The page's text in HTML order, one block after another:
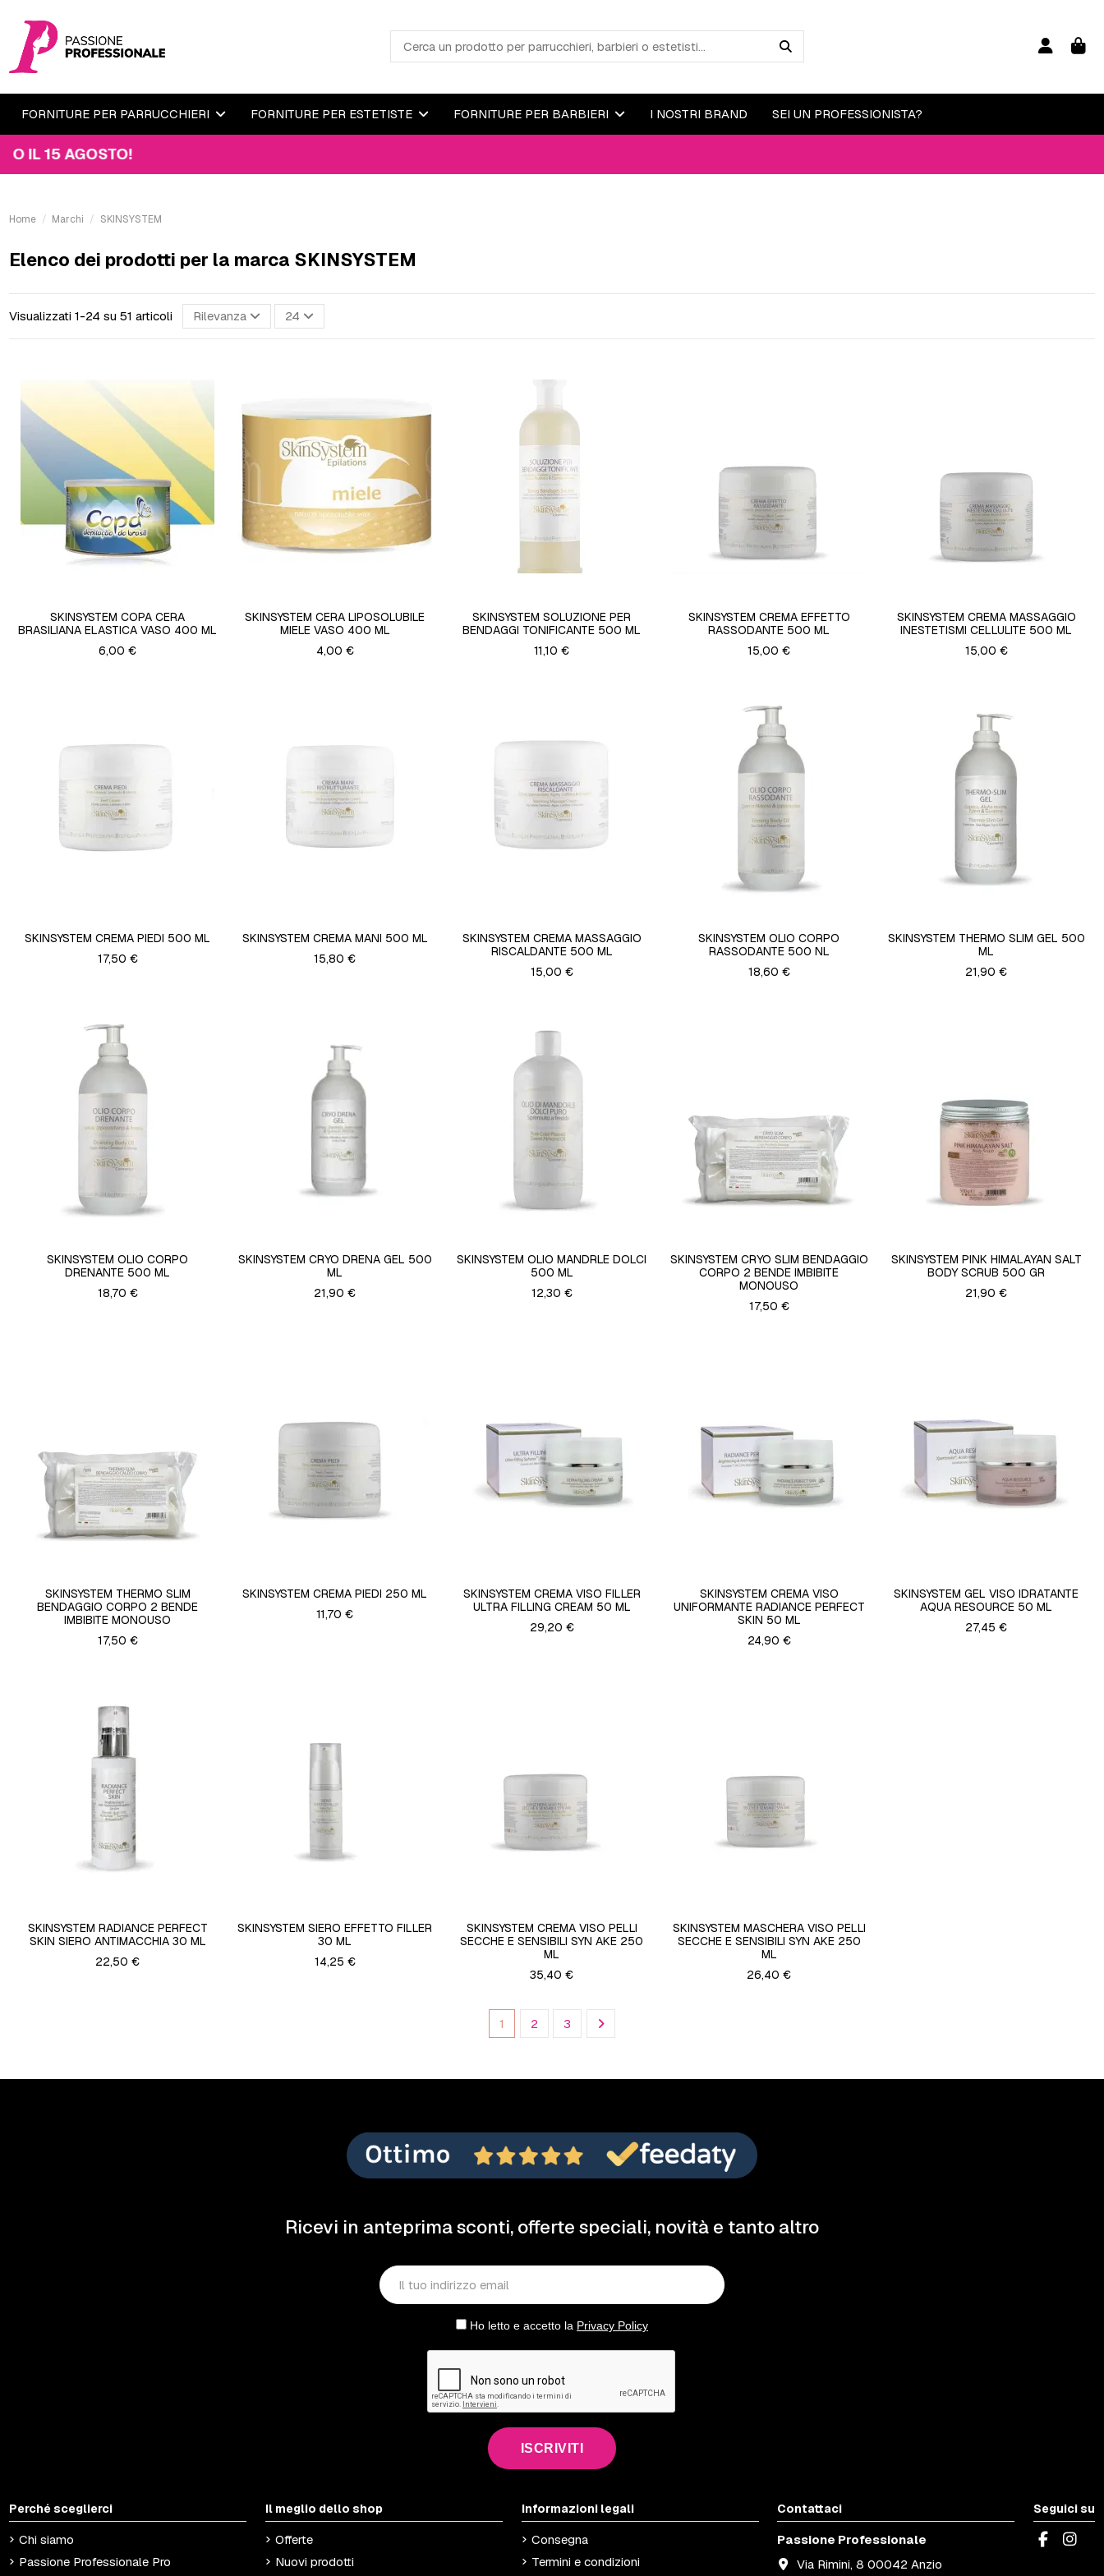
FORNITURE PER PARRUCCHIERI FORNITURE PER ESTETISTE FORNITURE PER BARBIERI I NOSTRI BRAND SEI UN PROFESSIONISTA?
Home Marchi SKINSYSTEM
Elenco dei prodotti per la marca SKINSYSTEM
Visualizzati 1-24 su 51 articoli Rilevanza 24
SKINSYSTEM COPA CERA
BRASILIANA ELASTICA VASO 400 ML
6,00 €
SKINSYSTEM CERA LIPOSOLUBILE
MIELE VASO 400 ML
4,00 €
SKINSYSTEM SOLUZIONE PER
BENDAGGI TONIFICANTE 500 ML
11,10 €
SKINSYSTEM CREMA EFFETTO
RASSODANTE 500 ML
15,00 €
SKINSYSTEM CREMA MASSAGGIO
INESTETISMI CELLULITE 500 ML
15,00 €
SKINSYSTEM CREMA PIEDI 500 ML
17,50 €
SKINSYSTEM CREMA MANI 500 ML
15,80 €
SKINSYSTEM CREMA MASSAGGIO
RISCALDANTE 500 ML
15,00 €
SKINSYSTEM OLIO CORPO
RASSODANTE 500 NL
18,60 €
SKINSYSTEM THERMO SLIM GEL 500
ML
21,90 €
SKINSYSTEM OLIO CORPO
DRENANTE 500 ML
18,70 €
SKINSYSTEM CRYO DRENA GEL 500
ML
21,90 €
SKINSYSTEM OLIO MANDRLE DOLCI
500 ML
12,30 €
SKINSYSTEM CRYO SLIM BENDAGGIO
CORPO 2 BENDE IMBIBITE
MONOUSO
17,50 €
SKINSYSTEM PINK HIMALAYAN SALT
BODY SCRUB 500 GR
21,90 €
SKINSYSTEM THERMO SLIM
BENDAGGIO CORPO 2 BENDE
IMBIBITE MONOUSO
17,50 €
SKINSYSTEM CREMA PIEDI 250 ML
11,70 €
SKINSYSTEM CREMA VISO FILLER
ULTRA FILLING CREAM 50 ML
29,20 €
SKINSYSTEM CREMA VISO
UNIFORMANTE RADIANCE PERFECT
SKIN 50 ML
24,90 €
SKINSYSTEM GEL VISO IDRATANTE
AQUA RESOURCE 50 ML
27,45 €
SKINSYSTEM RADIANCE PERFECT
SKIN SIERO ANTIMACCHIA 30 ML
22,50 €
SKINSYSTEM SIERO EFFETTO FILLER
30 ML
14,25 €
SKINSYSTEM CREMA VISO PELLI
SECCHE E SENSIBILI SYN AKE 250
ML
35,40 €
SKINSYSTEM MASCHERA VISO PELLI
SECCHE E SENSIBILI SYN AKE 250
ML
26,40 €
1 2 3
Ricevi in anteprima sconti, offerte speciali, novità e tanto altro
Ho letto e accetto la Privacy Policy
ISCRIVITI
Perché sceglierci
Chi siamo
Passione Professionale Pro
Il meglio dello shop
Offerte
Nuovi prodotti
Informazioni legali
Consegna
Termini e condizioni
Contattaci
Passione Professionale
Via Rimini, 8 00042 Anzio
Seguici su